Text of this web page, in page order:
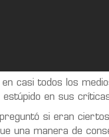
casi todos los
en sus
si eran ciertos
una manera de